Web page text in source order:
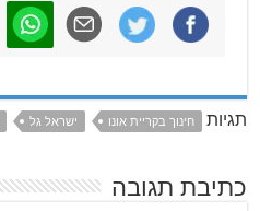
תגיות חינוך בקריית אונו ישראל גל
כתיבת תגובה